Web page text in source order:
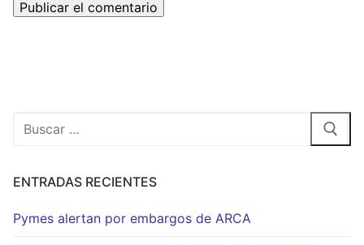
Buscar:
ENTRADAS RECIENTES
Pymes alertan por embargos de ARCA